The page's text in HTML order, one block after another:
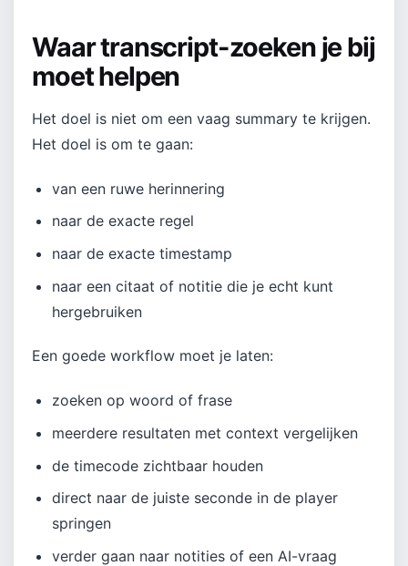
Waar transcript-zoeken je bij
moet helpen
Het doel is niet om een vaag summary te krijgen.
Het doel is om te gaan:
van een ruwe herinnering
naar de exacte regel
naar de exacte timestamp
naar een citaat of notitie die je echt kunt
hergebruiken
Een goede workflow moet je laten:
zoeken op woord of frase
meerdere resultaten met context vergelijken
de timecode zichtbaar houden
direct naar de juiste seconde in de player
springen
verder gaan naar notities of een AI-vraag